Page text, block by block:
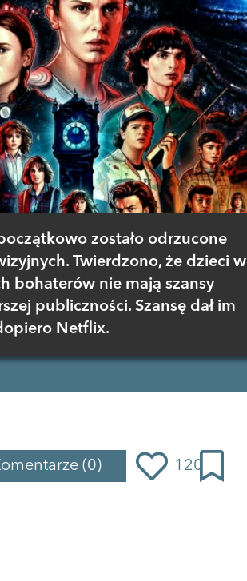
zostało odrzucone
Twierdzono, że dzieci w
bohaterów nie mają szansy
publiczności. Szansę dał im
Netflix.
(0) 120